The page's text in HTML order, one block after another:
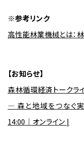
※参考リンク
高性能林業機械とは：
【お知らせ】
森林循環経済トークラ
― 森と地域をつなぐ
14:00｜オンライン |